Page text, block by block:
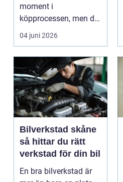
moment i
köpprocessen, men det
ha...
04 juni 2026
Bilverkstad skåne
så hittar du rätt
verkstad för din bil
En bra bilverkstad är